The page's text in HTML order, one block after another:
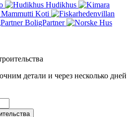
Hudikhus
Mammutti Koti
BoligPartner
детали и через несколько дней